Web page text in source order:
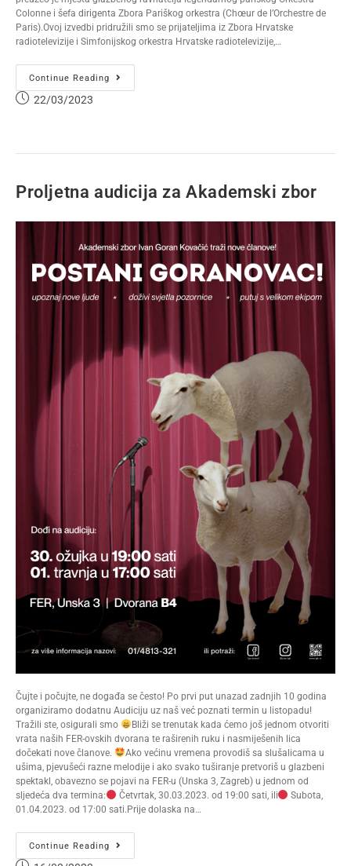
Colonne i šefa dirigenta Zbora Pariškog orkestra (Chœur de l’Orchestre de
Paris).Ovoj izvedbi pridružili smo se prijateljima iz Zbora Hrvatske
radiotelevizije i Simfonijskog orkestra Hrvatske radiotelevizije,…
Continue Reading
22/03/2023
Proljetna audicija za Akademski zbor
Čujte i počujte, ne događa se često! Po prvi put unazad zadnjih 10 godina
organiziramo dodatnu Audiciju uz naš već poznati termin u listopadu!
Tražili ste, osigurali smo
Bliži se trenutak kada ćemo još jednom otvoriti
vrata naših FER-ovskih dvorana te raširenih ruku i nasmiješenih lica
dočekati nove članove.
Ako većinu vremena provodiš sa slušalicama u
ušima, pjevušeći razne melodije i ako svako tuširanje pretvoriš u glazbeni
spektakl, obavezno se pojavi na FER-u (Unska 3, Zagreb) u jednom od
sljedeća dva termina:
Četvrtak, 30.03.2023. od 19:00 sati, ili
Subota,
01.04.2023. od 17:00 sati.Prije dolaska na…
Continue Reading